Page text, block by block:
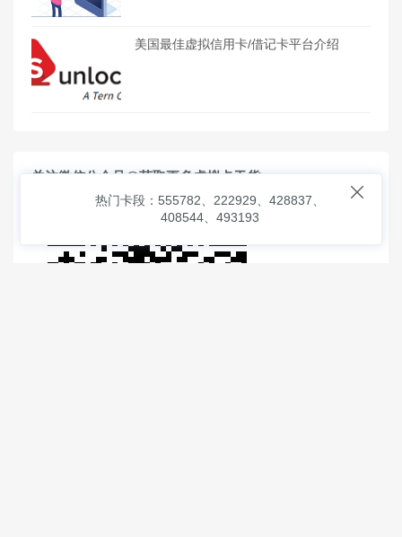
美国最佳虚拟信用卡/借记卡平台介绍
关注微信公众号@获取更多虚拟卡干货

热门卡段：555782、222929、428837、
408544、493193